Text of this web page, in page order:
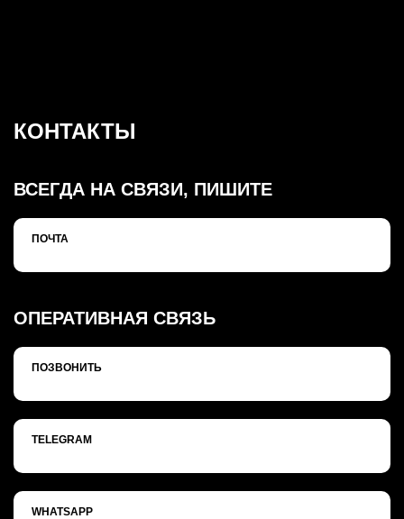
КОНТАКТЫ
ВСЕГДА НА СВЯЗИ, ПИШИТЕ
ПОЧТА
ОПЕРАТИВНАЯ СВЯЗЬ
ПОЗВОНИТЬ
TELEGRAM
WHATSAPP